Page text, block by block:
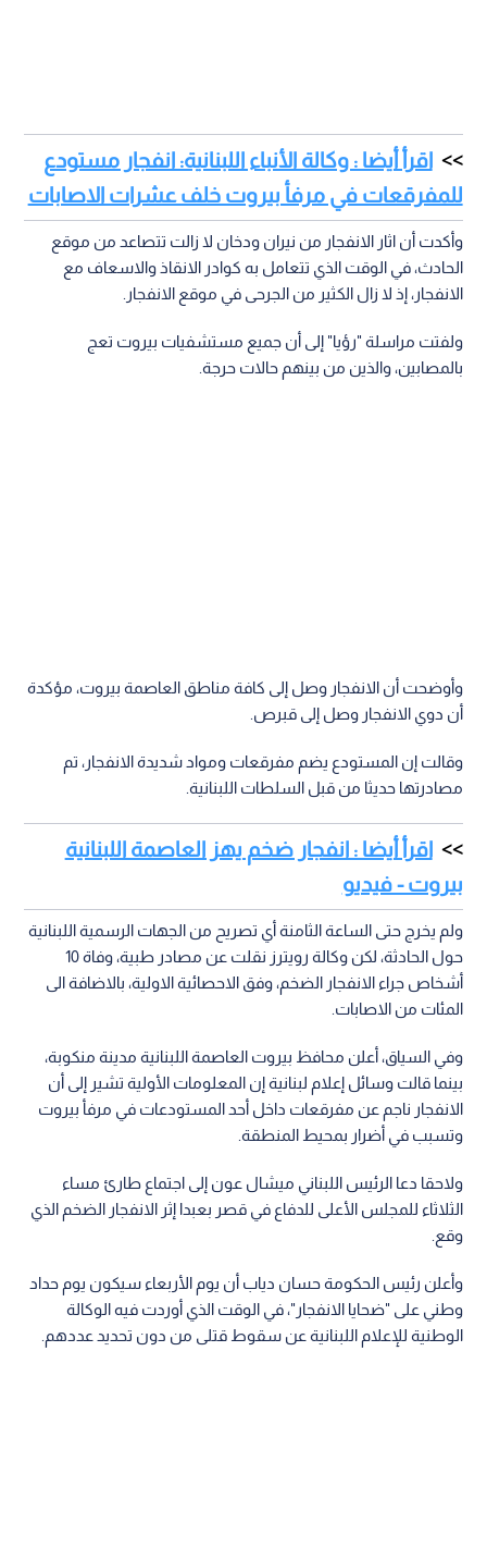
اقرأ أيضا : وكالة الأنباء اللبنانية: انفجار مستودع
للمفرقعات في مرفأ بيروت خلف عشرات الاصابات
وأكدت أن اثار الانفجار من نيران ودخان لا زالت تتصاعد من موقع
الحادث، في الوقت الذي تتعامل به كوادر الانقاذ والاسعاف مع
الانفجار، إذ لا زال الكثير من الجرحى في موقع الانفجار.
ولفتت مراسلة "رؤيا" إلى أن جميع مستشفيات بيروت تعج
بالمصابين، والذين من بينهم حالات حرجة.
وأوضحت أن الانفجار وصل إلى كافة مناطق العاصمة بيروت، مؤكدة
أن دوي الانفجار وصل إلى قبرص.
وقالت إن المستودع يضم مفرقعات ومواد شديدة الانفجار، تم
مصادرتها حديثا من قبل السلطات اللبنانية.
اقرأ أيضا : انفجار ضخم يهز العاصمة اللبنانية
بيروت - فيديو
ولم يخرج حتى الساعة الثامنة أي تصريح من الجهات الرسمية اللبنانية
حول الحادثة، لكن وكالة رويترز نقلت عن مصادر طبية، وفاة 10
أشخاص جراء الانفجار الضخم، وفق الاحصائية الاولية، بالاضافة الى
المئات من الاصابات.
وفي السياق، أعلن محافظ بيروت العاصمة اللبنانية مدينة منكوبة،
بينما قالت وسائل إعلام لبنانية إن المعلومات الأولية تشير إلى أن
الانفجار ناجم عن مفرقعات داخل أحد المستودعات في مرفأ بيروت
وتسبب في أضرار بمحيط المنطقة.
ولاحقا دعا الرئيس اللبناني ميشال عون إلى اجتماع طارئ مساء
الثلاثاء للمجلس الأعلى للدفاع في قصر بعبدا إثر الانفجار الضخم الذي
وقع.
وأعلن رئيس الحكومة حسان دياب أن يوم الأربعاء سيكون يوم حداد
وطني على "ضحايا الانفجار"، في الوقت الذي أوردت فيه الوكالة
الوطنية للإعلام اللبنانية عن سقوط قتلى من دون تحديد عددهم.